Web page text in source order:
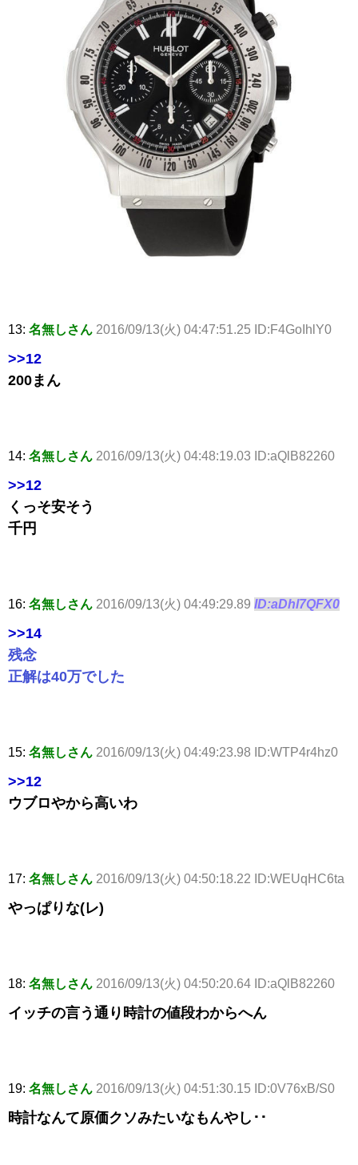
13: 名無しさん 2016/09/13(火) 04:47:51.25 ID:F4GoIhlY0
>>12
200まん
14: 名無しさん 2016/09/13(火) 04:48:19.03 ID:aQlB82260
>>12
くっそ安そう
千円
16: 名無しさん 2016/09/13(火) 04:49:29.89 ID:aDhl7QFX0
>>14
残念
正解は40万でした
15: 名無しさん 2016/09/13(火) 04:49:23.98 ID:WTP4r4hz0
>>12
ウブロやから高いわ
17: 名無しさん 2016/09/13(火) 04:50:18.22 ID:WEUqHC6ta
やっぱりな(レ)
18: 名無しさん 2016/09/13(火) 04:50:20.64 ID:aQlB82260
イッチの言う通り時計の値段わからへん
19: 名無しさん 2016/09/13(火) 04:51:30.15 ID:0V76xB/S0
時計なんて原価クソみたいなもんやし･･